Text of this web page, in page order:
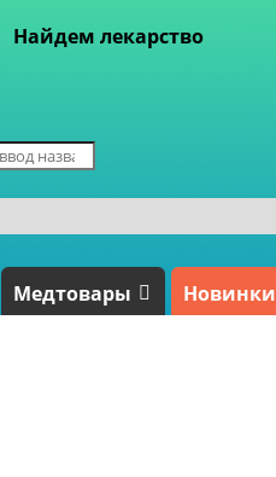
Найдем лекарство
Медтовары Новинки